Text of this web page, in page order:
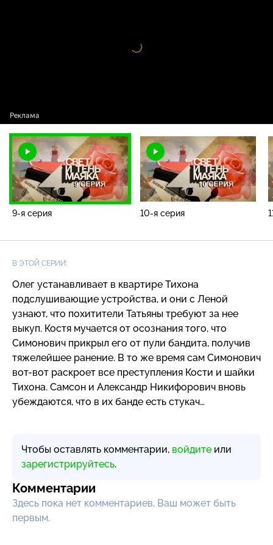
Видео
проигрыватель
9-я серия 10-я серия
В ЭТОЙ СЕРИИ:
Олег устанавливает в квартире Тихона
подслушивающие устройства, и они с Леной
узнают, что похитители Татьяны требуют за нее
выкуп. Костя мучается от осознания того, что
Симонович прикрыл его от пули бандита, получив
тяжелейшее ранение. В то же время сам Симонович
вот-вот раскроет все преступления Кости и шайки
Тихона. Самсон и Александр Никифорович вновь
убеждаются, что в их банде есть стукач…
Чтобы оставлять комментарии, войдите или
зарегистрируйтесь.
Комментарии
Здесь пока нет комментариев, Ваш может быть
первым.